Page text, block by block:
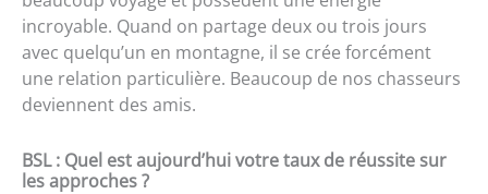
incroyable. Quand on partage deux ou trois jours
avec quelqu’un en montagne, il se crée forcément
une relation particulière. Beaucoup de nos chasseurs
deviennent des amis.
BSL : Quel est aujourd’hui votre taux de réussite sur
les approches ?